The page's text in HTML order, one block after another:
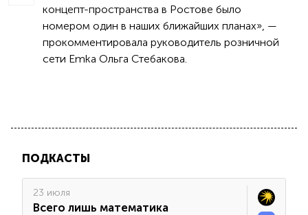
концепт-пространства в Ростове было
номером один в наших ближайших планах», —
прокомментировала руководитель розничной
сети Emka Ольга Стебакова.
ПОДКАСТЫ
23 июля
Всего лишь математика